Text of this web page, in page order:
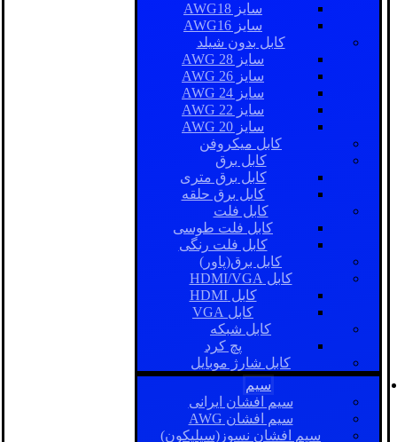
سایز AWG18
سایز AWG16
کابل بدون شیلد
سایز AWG 28
سایز AWG 26
سایز AWG 24
سایز AWG 22
سایز AWG 20
کابل میکروفن
کابل برق
کابل برق متری
کابل برق حلقه
کابل فلت
کابل فلت طوسی
کابل فلت رنگی
کابل برق(پاور)
کابل HDMI/VGA
کابل HDMI
کابل VGA
کابل شبکه
پچ کرد
کابل شارژ موبایل
سیم
سیم افشان ایرانی
سیم افشان AWG
سیم افشان نسوز(سیلیکون)